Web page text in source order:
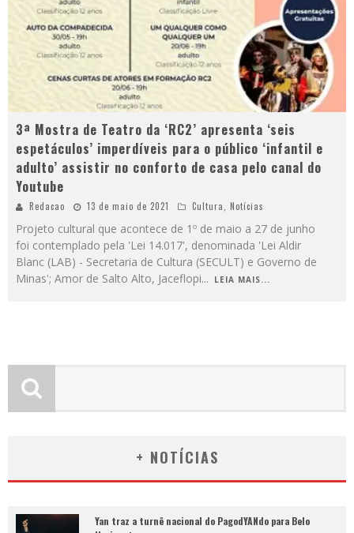
3ª Mostra de Teatro da ‘RC2’ apresenta ‘seis
espetáculos’ imperdíveis para o público ‘infantil e
adulto’ assistir no conforto de casa pelo canal do
Youtube
Redacao 13 de maio de 2021 Cultura, Notícias
Projeto cultural que acontece de 1º de maio a 27 de junho
foi contemplado pela 'Lei 14.017', denominada 'Lei Aldir
Blanc (LAB) - Secretaria de Cultura (SECULT) e Governo de
Minas'; Amor de Salto Alto, Jaceflopi... LEIA MAIS...
+ NOTÍCIAS
Yan traz a turnê nacional do PagodYANdo para Belo